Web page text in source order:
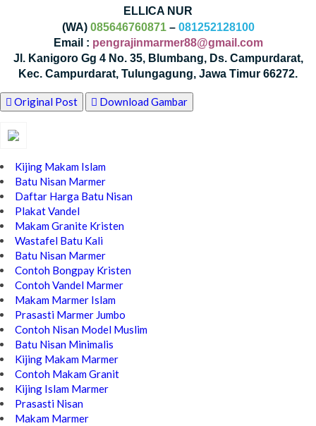
ELLICA NUR
(WA) 085646760871– 081252128100
Email : pengrajinmarmer88@gmail.com
Jl. Kanigoro Gg 4 No. 35, Blumbang, Ds. Campurdarat,
Kec. Campurdarat, Tulungagung, Jawa Timur 66272.
Original Post Download Gambar
Kijing Makam Islam
Batu Nisan Marmer
Daftar Harga Batu Nisan
Plakat Vandel
Makam Granite Kristen
Wastafel Batu Kali
Batu Nisan Marmer
Contoh Bongpay Kristen
Contoh Vandel Marmer
Makam Marmer Islam
Prasasti Marmer Jumbo
Contoh Nisan Model Muslim
Batu Nisan Minimalis
Kijing Makam Marmer
Contoh Makam Granit
Kijing Islam Marmer
Prasasti Nisan
Makam Marmer